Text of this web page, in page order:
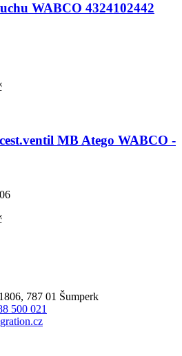
WABCO 4324102442
MB Atego WABCO -
787 01 Šumperk
500 021